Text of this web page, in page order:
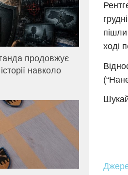
ході
продовжує
навколо